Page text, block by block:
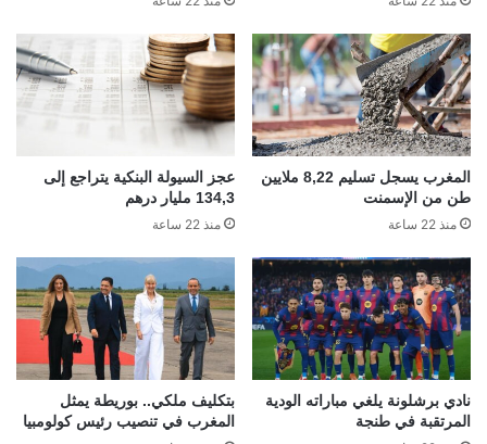
المغرب يسجل تسليم 8,22 ملايين
طن من الإسمنت
منذ 22 ساعة
عجز السيولة البنكية يتراجع إلى
134,3 مليار درهم
منذ 22 ساعة
نادي برشلونة يلغي مباراته الودية
المرتقبة في طنجة
بتكليف ملكي.. بوريطة يمثل
المغرب في تنصيب رئيس كولومبيا